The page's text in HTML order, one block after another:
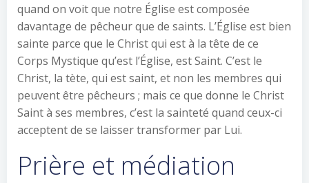
quand on voit que notre Église est composée
davantage de pêcheur que de saints. L’Église est bien
sainte parce que le Christ qui est à la tête de ce
Corps Mystique qu’est l’Église, est Saint. C’est le
Christ, la tète, qui est saint, et non les membres qui
peuvent être pêcheurs ; mais ce que donne le Christ
Saint à ses membres, c’est la sainteté quand ceux-ci
acceptent de se laisser transformer par Lui.
Prière et médiation